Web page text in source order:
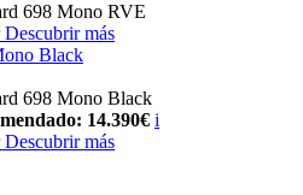
698 Mono RVE
Descubrir más
Black
698 Mono Black
14.390€ i
Descubrir más